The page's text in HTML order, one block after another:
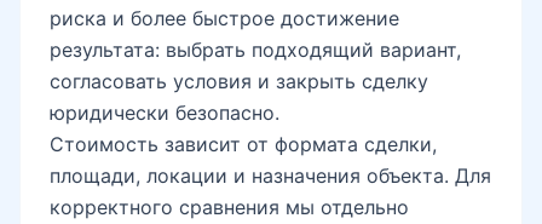
риска и более быстрое достижение
результата: выбрать подходящий вариант,
согласовать условия и закрыть сделку
юридически безопасно.
Стоимость зависит от формата сделки,
площади, локации и назначения объекта. Для
корректного сравнения мы отдельно